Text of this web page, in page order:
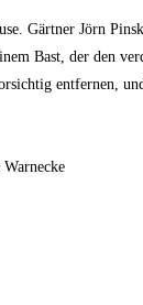
Gärtner Jörn
Bast, der den
entfernen,